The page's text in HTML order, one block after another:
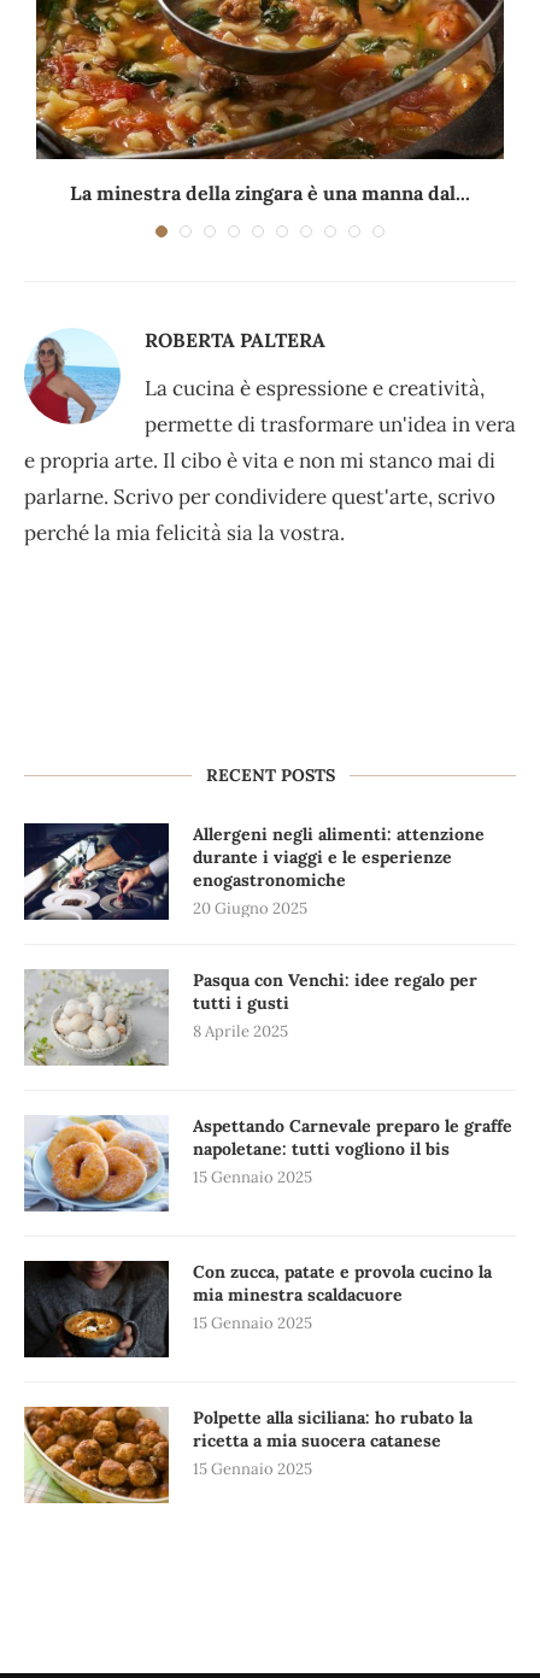
La minestra della zingara è una manna dal...
ROBERTA PALTERA
La cucina è espressione e creatività,
permette di trasformare un'idea in vera
e propria arte. Il cibo è vita e non mi stanco mai di
parlarne. Scrivo per condividere quest'arte, scrivo
perché la mia felicità sia la vostra.
RECENT POSTS
Allergeni negli alimenti: attenzione
durante i viaggi e le esperienze
enogastronomiche
20 Giugno 2025
Pasqua con Venchi: idee regalo per
tutti i gusti
8 Aprile 2025
Aspettando Carnevale preparo le graffe
napoletane: tutti vogliono il bis
15 Gennaio 2025
Con zucca, patate e provola cucino la
mia minestra scaldacuore
15 Gennaio 2025
Polpette alla siciliana: ho rubato la
ricetta a mia suocera catanese
15 Gennaio 2025